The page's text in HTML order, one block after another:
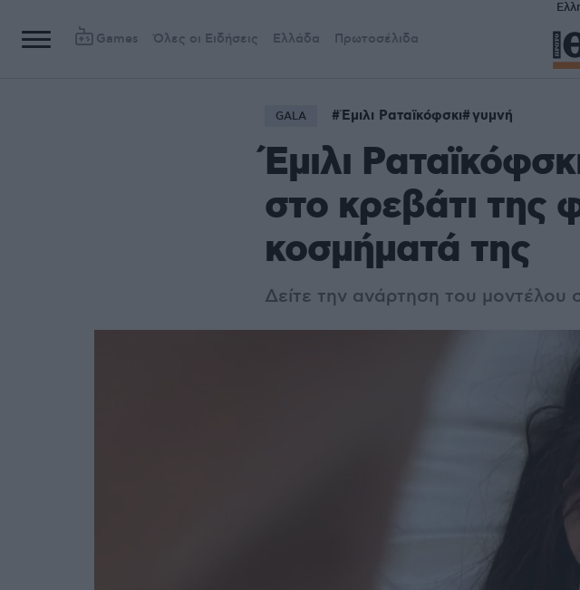
Games Όλες οι Ειδήσεις Ελλάδα Πρωτοσέλιδα
GALA Έμιλι Ραταϊκόφσκι γυμνή
Έμιλι
στο κρεβάτι της
κοσμήματά της
Δείτε την ανάρτηση του μοντέλου